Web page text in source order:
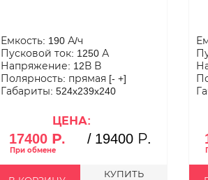
Емкость: 190 А/ч
Пусковой ток: 1250 А
Напряжение: 12В В
Полярность: прямая [- +]
Габариты: 524x239x240
ЦЕНА:
17400 Р. / 19400 Р.
КУПИТЬ